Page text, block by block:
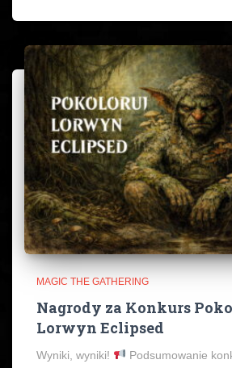
MAGIC THE GATHERING
Nagrody za Konkurs
Lorwyn Eclipsed
Wyniki, wyniki! Podsumowanie